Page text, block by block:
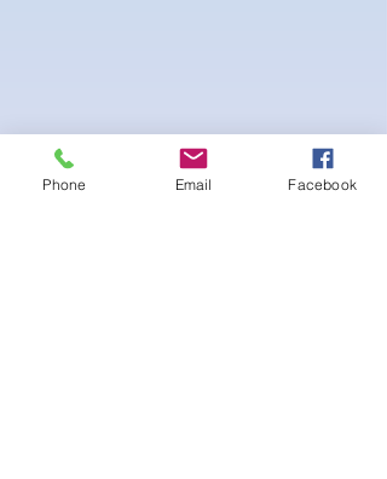
PRESALE ITEM!!
Stretch Polyester Nylon with back pocket
Phone Email Facebook